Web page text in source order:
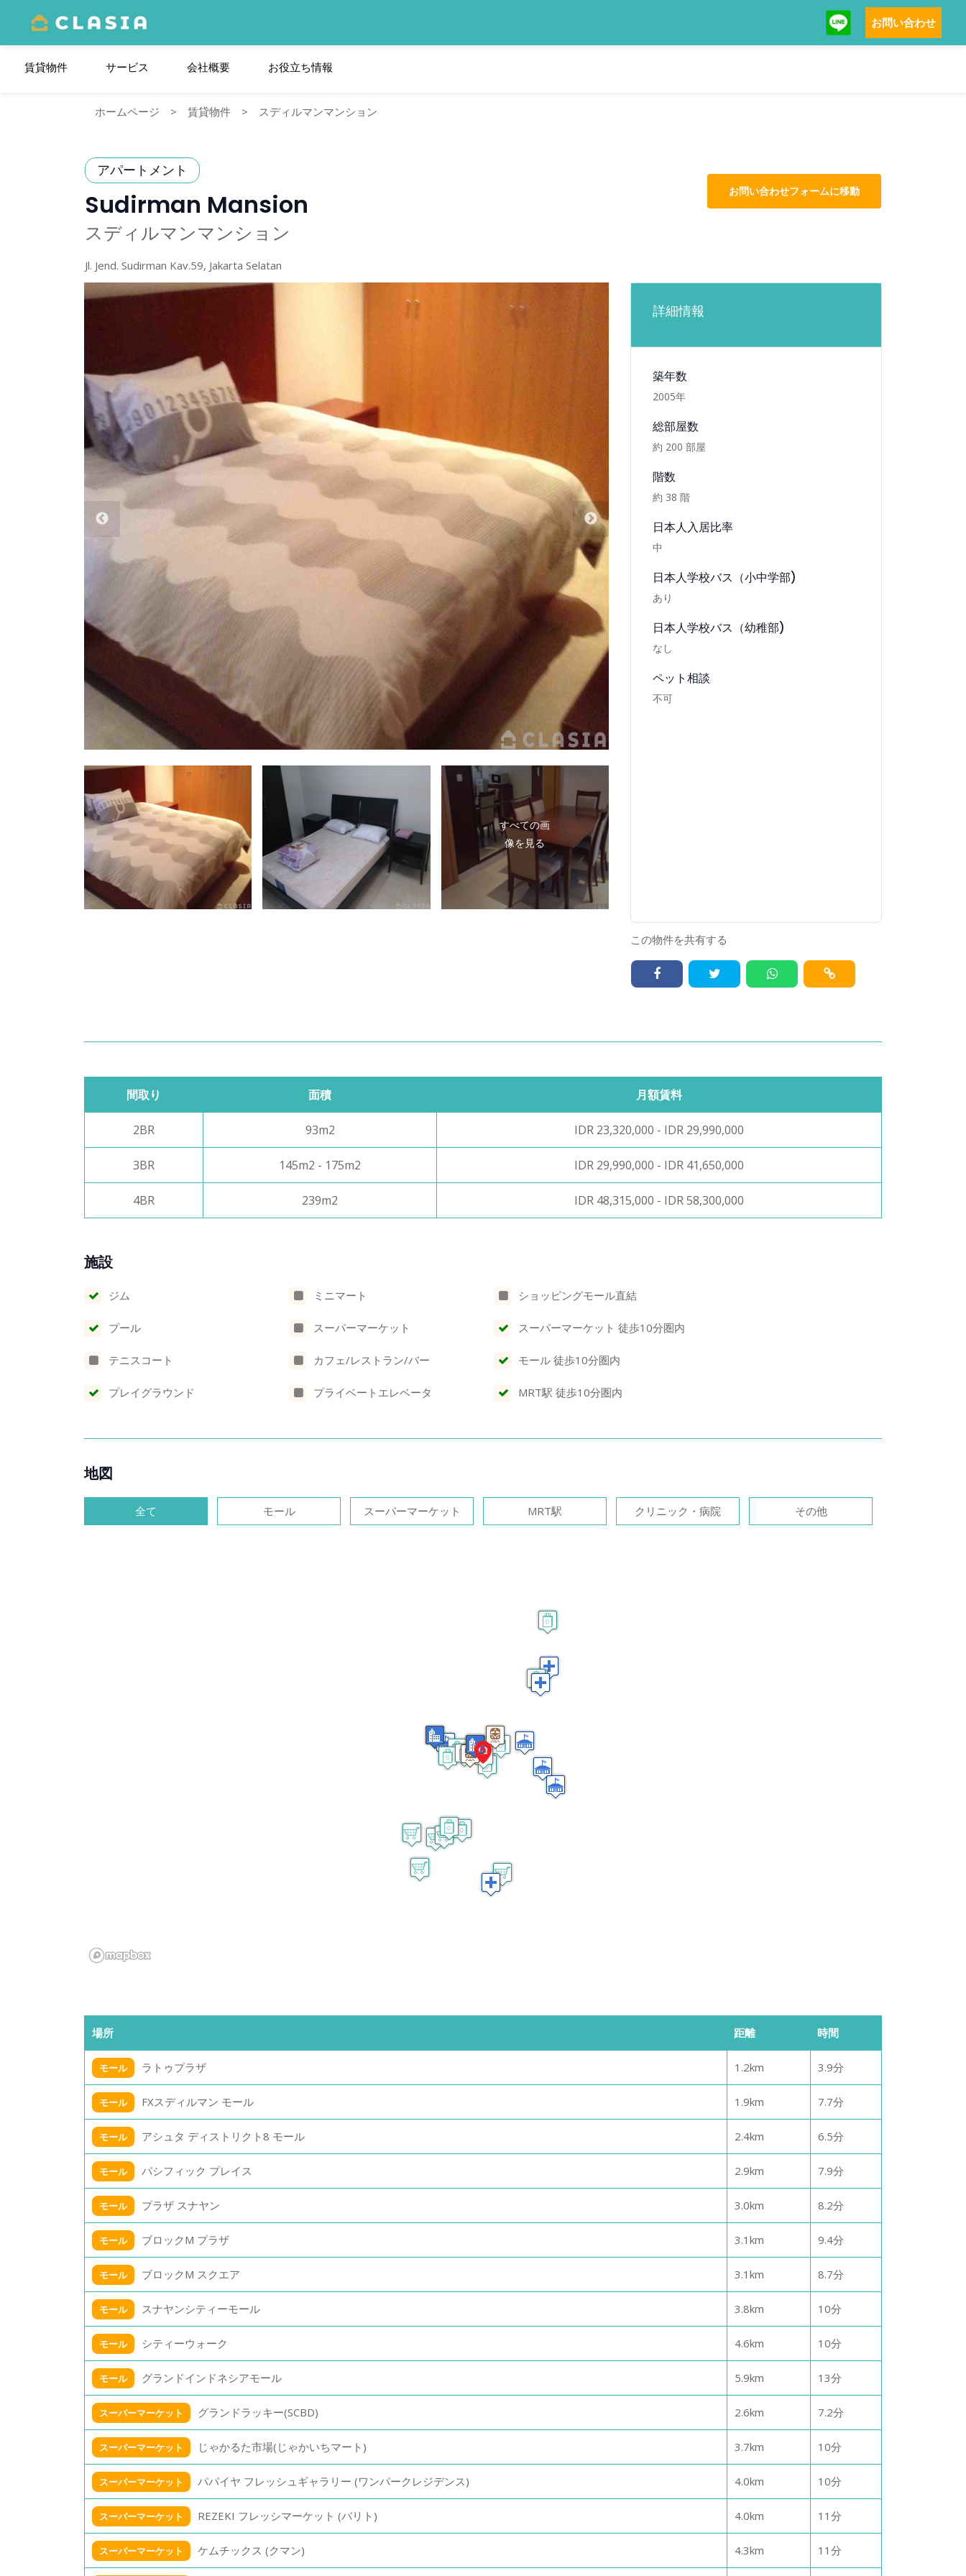
お問い合わせ
賃貸物件 サービス 会社概要 お役⽴ち情報
ホームページ > 賃貸物件 > スディルマンマンション
アパートメント
Sudirman Mansion
スディルマンマンション
Jl. Jend. Sudirman Kav.59, Jakarta Selatan
お問い合わせフォームに移動
すべての画
像を見る
詳細情報
築年数
2005年
総部屋数
約 200 部屋
階数
約 38 階
日本人入居比率
中
日本人学校バス（小中学部)
あり
日本人学校バス（幼稚部)
なし
ペット相談
不可
この物件を共有する
間取り 面積 月額賃料
2BR 93m2 IDR 23,320,000 - IDR 29,990,000
3BR 145m2 - 175m2 IDR 29,990,000 - IDR 41,650,000
4BR 239m2 IDR 48,315,000 - IDR 58,300,000
施設
ジム
プール
テニスコート
プレイグラウンド
ミニマート
スーパーマーケット
カフェ/レストラン/バー
プライベートエレベータ
ショッピングモール直結
スーパーマーケット 徒歩10分圏内
モール 徒歩10分圏内
MRT駅 徒歩10分圏内
地図
全て モール スーパーマーケット MRT駅 クリニック・病院 その他
場所 距離 時間
モール ラトゥプラザ 1.2km 3.9分
モール FXスディルマン モール 1.9km 7.7分
モール アシュタ ディストリクト8 モール 2.4km 6.5分
モール パシフィック プレイス 2.9km 7.9分
モール プラザ スナヤン 3.0km 8.2分
モール ブロックM プラザ 3.1 km 9.4分
モール ブロックM スクエア 3.1 km 8.7分
モール スナヤンシティーモール 3.8km 10分
モール シティーウォーク 4.6km 10分
モール グランドインドネシアモール 5.9km 13分
スーパーマーケット グランドラッキー(SCBD) 2.6km 7.2分
スーパーマーケット じゃかるた市場(じゃかいちマート) 3.7km 10分
スーパーマーケット パパイヤ フレッシュギャラリー (ワンパークレジデンス) 4.0km 10分
スーパーマーケット REZEKI フレッシマーケット (バリト) 4.0km 11 分
スーパーマーケット ケムチックス (クマン) 4.3km 11 分